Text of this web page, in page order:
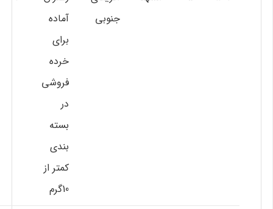
جنوبي
آماده
براي
خرده
فروشي
در
بسته
بندي
كمتر از
10گرم